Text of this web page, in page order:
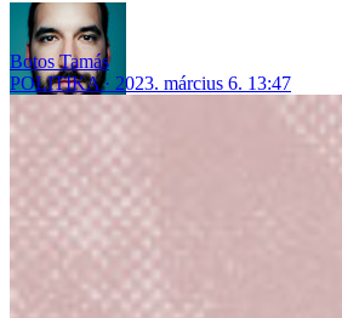
Botos Tamás
POLITIKA
2023. március 6. 13:47